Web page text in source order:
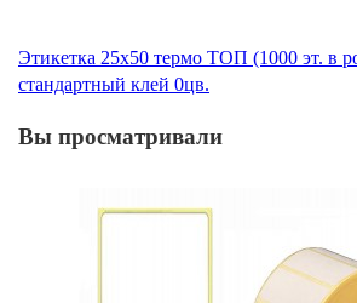
Этикетка 25х50 термо ТОП (1000 эт. в
стандартный клей 0цв.
Вы просматривали